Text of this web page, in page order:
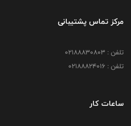
مرکز تماس پشتیبانی
تلفن : 02188830803
تلفن : 02188824016
ساعات کار